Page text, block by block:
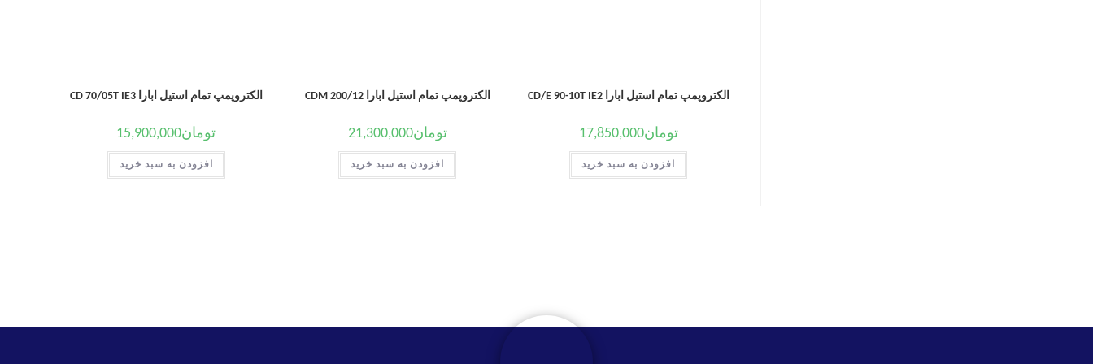
الکتروپمپ تمام استیل ابارا CD/E 90-10T IE2
تومان17,850,000
افزودن به سبد خرید
الکتروپمپ تمام استیل ابارا CDM 200/12
تومان21,300,000
افزودن به سبد خرید
الکتروپمپ تمام استیل ابارا CD 70/05T IE3
تومان15,900,000
افزودن به سبد خرید